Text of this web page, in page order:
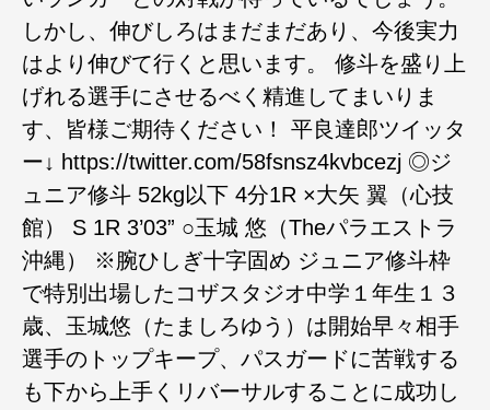
しかし、伸びしろはまだまだあり、今後実力
はより伸びて行くと思います。 修斗を盛り上
げれる選手にさせるべく精進してまいりま
す、皆様ご期待ください！ 平良達郎ツイッタ
ー↓ https://twitter.com/58fsnsz4kvbcezj ◎ジ
ュニア修斗 52kg以下 4分1R ×大矢 翼（心技
館） S 1R 3’03” ○玉城 悠（Theパラエストラ
沖縄） ※腕ひしぎ十字固め ジュニア修斗枠
で特別出場したコザスタジオ中学１年生１３
歳、玉城悠（たましろゆう）は開始早々相手
選手のトップキープ、パスガードに苦戦する
も下から上手くリバーサルすることに成功し